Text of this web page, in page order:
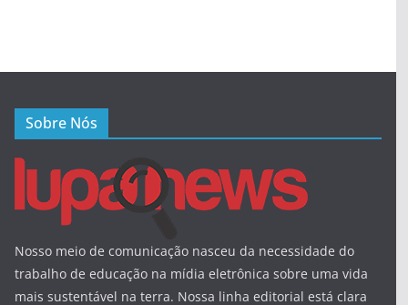
Sobre Nós
Nosso meio de comunicação nasceu da necessidade do
trabalho de educação na mídia eletrônica sobre uma vida
mais sustentável na terra. Nossa linha editorial está clara